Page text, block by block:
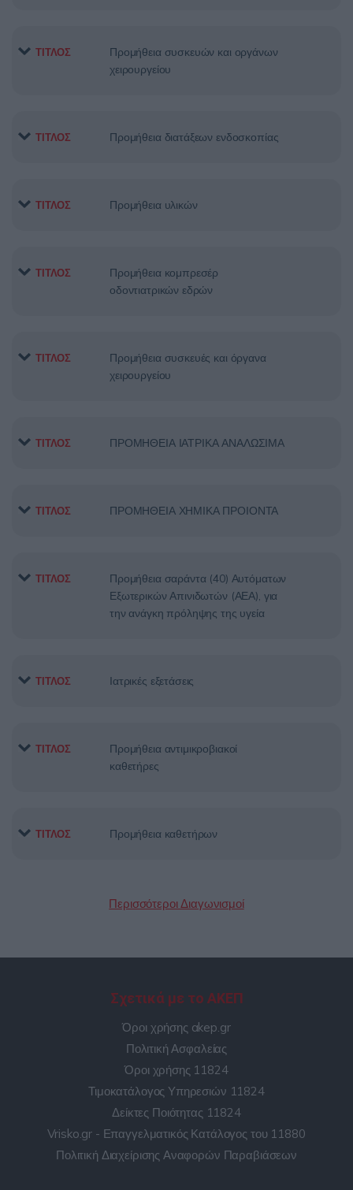
ΤΙΤΛΟΣ
Προμήθεια συσκευών και οργάνων
χειρουργείου
ΤΙΤΛΟΣ Προμήθεια διατάξεων ενδοσκοπίας
ΤΙΤΛΟΣ Προμήθεια υλικών
ΤΙΤΛΟΣ
Προμήθεια κομπρεσέρ
οδοντιατρικών εδρών
ΤΙΤΛΟΣ
Προμήθεια συσκευές και όργανα
χειρουργείου
ΤΙΤΛΟΣ ΠΡΟΜΗΘΕΙΑ ΙΑΤΡΙΚΑ ΑΝΑΛΩΣΙΜΑ
ΤΙΤΛΟΣ ΠΡΟΜΗΘΕΙΑ ΧΗΜΙΚΑ ΠΡΟΙΟΝΤΑ
ΤΙΤΛΟΣ
Προμήθεια σαράντα (40) Αυτόματων
Εξωτερικών Απινιδωτών (ΑΕΑ), για
την ανάγκη πρόληψης της υγεία
ΤΙΤΛΟΣ Ιατρικές εξετάσεις
ΤΙΤΛΟΣ
Προμήθεια αντιμικροβιακοί
καθετήρες
ΤΙΤΛΟΣ Προμήθεια καθετήρων
Περισσότεροι Διαγωνισμοί
Σχετικά με το ΑΚΕΠ
Όροι χρήσης akep.gr
Πολιτική Ασφαλείας
Όροι χρήσης 11824
Τιμοκατάλογος Υπηρεσιών 11824
Δείκτες Ποιότητας 11824
Vrisko.gr - Επαγγελματικός Κατάλογος του 11880
Πολιτική Διαχείρισης Αναφορών Παραβιάσεων